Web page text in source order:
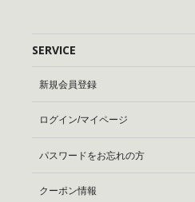
SERVICE
新規会員登録
ログイン/マイページ
パスワードをお忘れの方
クーポン情報